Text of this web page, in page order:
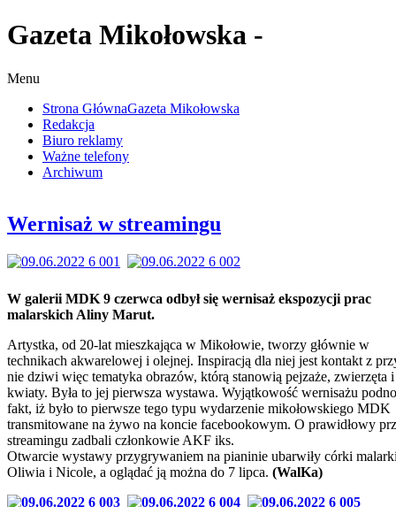
Gazeta Mikołowska -
Menu
Strona GłównaGazeta Mikołowska
Redakcja
Biuro reklamy
Ważne telefony
Archiwum
Wernisaż w streamingu
W galerii MDK 9 czerwca odbył się wernisaż ekspozycji prac
malarskich Aliny Marut.
Artystka, od 20-lat mieszkająca w Mikołowie, tworzy głównie w
technikach akwarelowej i olejnej. Inspiracją dla niej jest kontakt z
nie dziwi więc tematyka obrazów, którą stanowią pejzaże, zwierzęta i
kwiaty. Była to jej pierwsza wystawa. Wyjątkowość wernisażu
fakt, iż było to pierwsze tego typu wydarzenie mikołowskiego MDK
transmitowane na żywo na koncie facebookowym. O prawidłowy
streamingu zadbali członkowie AKF iks.
Otwarcie wystawy przygrywaniem na pianinie ubarwiły córki
Oliwia i Nicole, a oglądać ją można do 7 lipca. (WalKa)